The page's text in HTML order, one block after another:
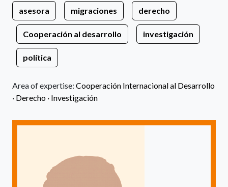
asesora migraciones derecho
Cooperación al desarrollo investigación
política
Area of expertise: Cooperación Internacional al Desarrollo
· Derecho · Investigación